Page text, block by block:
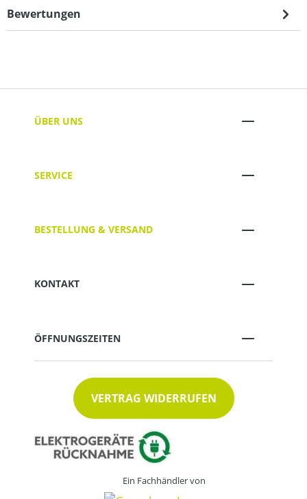
Bewertungen
ÜBER UNS
SERVICE
BESTELLUNG & VERSAND
KONTAKT
ÖFFNUNGSZEITEN
VERTRAG WIDERRUFEN
Ein Fachhändler von